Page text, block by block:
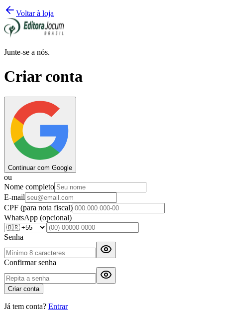
Voltar à loja
Junte-se a nós.
Criar conta
Continuar com Google
ou
Nome completo
E-mail
CPF (para nota fiscal)
WhatsApp (opcional)
Senha
Confirmar senha
Criar conta
Já tem conta? Entrar